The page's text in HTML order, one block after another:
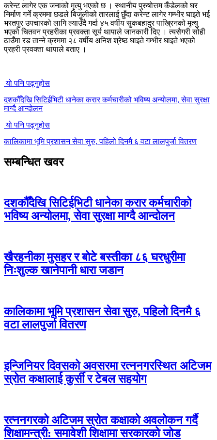
करेन्ट लागेर एक जनाको मृत्यु भएको छ । स्थानीय पुरुषोत्तम कँडेलको घर
निर्माण गर्ने क्रममा छडले बिजुलीको तारलाई छुँदा करेन्ट लागेर गम्भीर घाइते भई
भरतपुर उपचारको लागि ल्याउँदै गर्दा ४५ वर्षीय सुकबहादुर पाख्रिनको मृत्यु
भएको चितवन प्रहरीका प्रवक्ता सूर्य थापाले जानकारी दिए । त्यसैगरी सोही
ठाउँमा रड तान्ने क्रममा २८ वर्षीय अनिश श्रेष्ठ घाइते गम्भीर घाइते भएको
प्रहरी प्रवक्ता थापाले बताए ।
यो पनि पढ्नुहोस
दशकौँदेखि सिटिईभिटी धानेका करार कर्मचारीको भविष्य अन्योलमा, सेवा सुरक्षा
माग्दै आन्दोलन
यो पनि पढ्नुहोस
कालिकामा भूमि प्रशासन सेवा सुरु, पहिलो दिनमै ६ वटा लालपुर्जा वितरण
सम्बन्धित खवर
दशकौँदेखि सिटिईभिटी धानेका करार कर्मचारीको
भविष्य अन्योलमा, सेवा सुरक्षा माग्दै आन्दोलन
खैरहनीका मुसहर र बोटे बस्तीका ८६ घरधुरीमा
निःशुल्क खानेपानी धारा जडान
कालिकामा भूमि प्रशासन सेवा सुरु, पहिलो दिनमै ६
वटा लालपुर्जा वितरण
इन्जिनियर दिवसको अवसरमा रत्ननगरस्थित अटिजम
स्रोत कक्षालाई कुर्सी र टेबल सहयोग
रत्ननगरको अटिजम स्रोत कक्षाको अवलोकन गर्दै
शिक्षामन्त्री: समावेशी शिक्षामा सरकारको जोड